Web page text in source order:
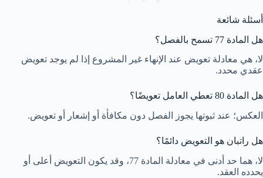
أسئلة شائعة
هل المادة 77 تسمح بالفصل؟
لا، هي معادلة تعويض عند الإنهاء غير المشروع إذا لم يوجد تعويض
عقدي محدد.
هل المادة 80 تعطي العامل تعويضًا؟
العكس؛ عند ثبوتها يجوز الفصل دون مكافأة أو إشعار أو تعويض.
هل راتبان هو التعويض دائمًا؟
لا، هما حد أدنى في معادلة المادة 77، وقد يكون التعويض أعلى أو
يحدده العقد.